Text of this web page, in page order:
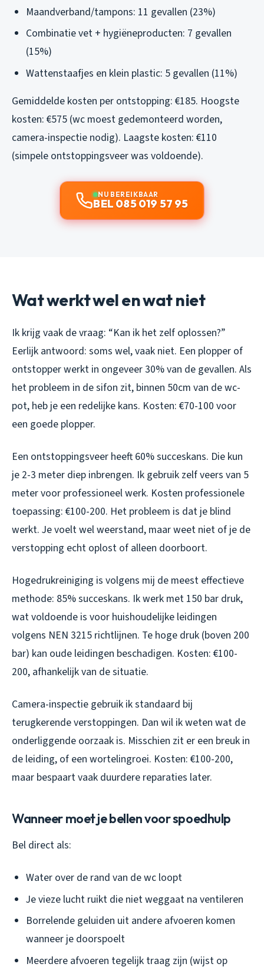
Maandverband/tampons: 11 gevallen (23%)
Combinatie vet + hygiëneproducten: 7 gevallen
(15%)
Wattenstaafjes en klein plastic: 5 gevallen (11%)
Gemiddelde kosten per ontstopping: €185. Hoogste
kosten: €575 (wc moest gedemonteerd worden,
camera-inspectie nodig). Laagste kosten: €110
(simpele ontstoppingsveer was voldoende).
NU BEREIKBAAR
BEL 085 019 57 95
Wat werkt wel en wat niet
Ik krijg vaak de vraag: “Kan ik het zelf oplossen?”
Eerlijk antwoord: soms wel, vaak niet. Een plopper of
ontstopper werkt in ongeveer 30% van de gevallen. Als
het probleem in de sifon zit, binnen 50cm van de wc-
pot, heb je een redelijke kans. Kosten: €70-100 voor
een goede plopper.
Een ontstoppingsveer heeft 60% succeskans. Die kun
je 2-3 meter diep inbrengen. Ik gebruik zelf veers van 5
meter voor professioneel werk. Kosten professionele
toepassing: €100-200. Het probleem is dat je blind
werkt. Je voelt wel weerstand, maar weet niet of je de
verstopping echt oplost of alleen doorboort.
Hogedrukreiniging is volgens mij de meest effectieve
methode: 85% succeskans. Ik werk met 150 bar druk,
wat voldoende is voor huishoudelijke leidingen
volgens NEN 3215 richtlijnen. Te hoge druk (boven 200
bar) kan oude leidingen beschadigen. Kosten: €100-
200, afhankelijk van de situatie.
Camera-inspectie gebruik ik standaard bij
terugkerende verstoppingen. Dan wil ik weten wat de
onderliggende oorzaak is. Misschien zit er een breuk in
de leiding, of een wortelingroei. Kosten: €100-200,
maar bespaart vaak duurdere reparaties later.
Wanneer moet je bellen voor spoedhulp
Bel direct als:
Water over de rand van de wc loopt
Je vieze lucht ruikt die niet weggaat na ventileren
Borrelende geluiden uit andere afvoeren komen
wanneer je doorspoelt
Meerdere afvoeren tegelijk traag zijn (wijst op